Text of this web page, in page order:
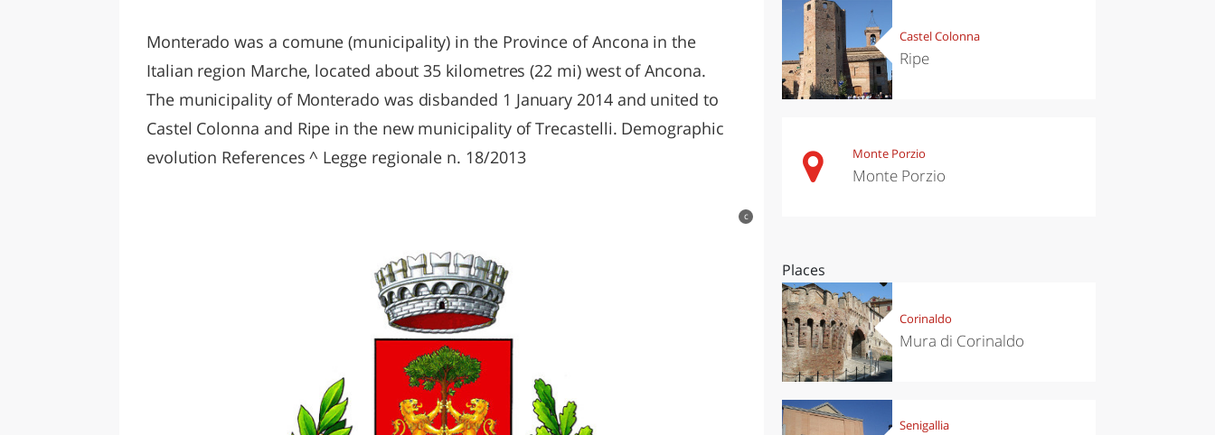
Monterado was a comune (municipality) in the Province of Ancona in the
Italian region Marche, located about 35 kilometres (22 mi) west of Ancona.
The municipality of Monterado was disbanded 1 January 2014 and united to
Castel Colonna and Ripe in the new municipality of Trecastelli. Demographic
evolution References ^ Legge regionale n. 18/2013
c
Castel Colonna
Ripe
Monte Porzio
Monte Porzio
Places
Corinaldo
Mura di Corinaldo
Senigallia